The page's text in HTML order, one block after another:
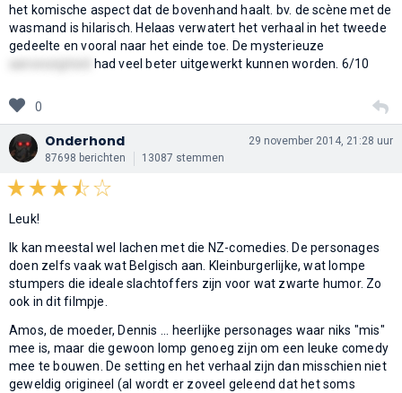
het komische aspect dat de bovenhand haalt. bv. de scène met de
wasmand is hilarisch. Helaas verwatert het verhaal in het tweede
gedeelte en vooral naar het einde toe. De mysterieuze
had veel beter uitgewerkt kunnen worden. 6/10
0
Onderhond
87698 berichten 13087 stemmen
29 november 2014, 21:28 uur
Leuk!
Ik kan meestal wel lachen met die NZ-comedies. De personages
doen zelfs vaak wat Belgisch aan. Kleinburgerlijke, wat lompe
stumpers die ideale slachtoffers zijn voor wat zwarte humor. Zo
ook in dit filmpje.
Amos, de moeder, Dennis ... heerlijke personages waar niks "mis"
mee is, maar die gewoon lomp genoeg zijn om een leuke comedy
mee te bouwen. De setting en het verhaal zijn dan misschien niet
geweldig origineel (al wordt er zoveel geleend dat het soms